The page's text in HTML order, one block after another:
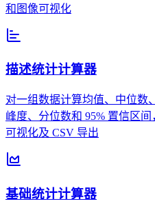
和图像可视化
描述统计计算器
对一组数据计算均值、中位数
峰度、分位数和 95% 置信区
可视化及 CSV 导出
基础统计计算器